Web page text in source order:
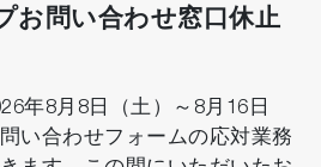
お問い合わせ窓口休止
年8月8日（土）～8月16日
い合わせフォームの応対業務